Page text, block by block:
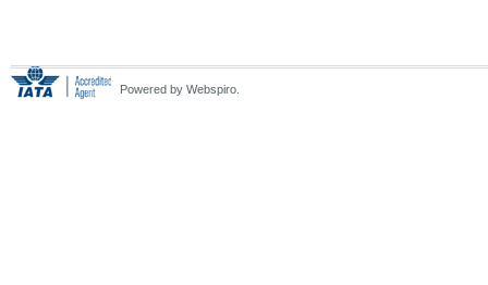
Powered by Webspiro.